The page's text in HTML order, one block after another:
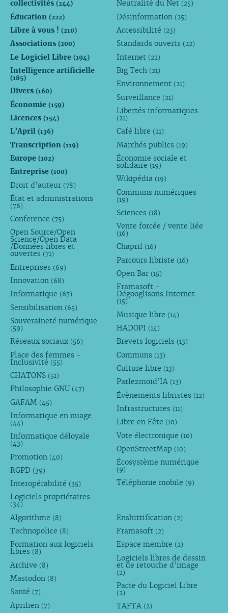
collectivités (244)
Éducation (222)
Libre à vous ! (210)
Associations (200)
Le Logiciel Libre (194)
Intelligence artificielle
(185)
Divers (160)
Économie (159)
Licences (154)
L’April (136)
Transcription (119)
Europe (102)
Entreprise (100)
Droit d’auteur (78)
État et administrations
(76)
Conference (75)
Open Source/Open
Science/Open Data
/Données libres et
ouvertes (71)
Entreprises (69)
Innovation (68)
Informatique (67)
Sensibilisation (65)
Souveraineté numérique
(59)
Réseaux sociaux (56)
Place des femmes -
Inclusivité (55)
CHATONS (51)
Philosophie GNU (47)
GAFAM (45)
Informatique en nuage
(44)
Informatique déloyale
(43)
Promotion (40)
RGPD (39)
Interopérabilité (35)
Logiciels propriétaires
(34)
Neutralité du Net (25)
Désinformation (25)
Accessibilité (23)
Standards ouverts (22)
Internet (22)
Big Tech (21)
Environnement (21)
Surveillance (21)
Libertés informatiques
(21)
Café libre (21)
Marchés publics (19)
Économie sociale et
solidaire (19)
Wikipédia (19)
Communs numériques
(19)
Sciences (18)
Vente forcée / vente liée
(16)
Chapril (16)
Parcours libriste (16)
Open Bar (15)
Framasoft -
Dégooglisons Internet
(15)
Musique libre (14)
HADOPI (14)
Brevets logiciels (13)
Communs (13)
Culture libre (13)
Parlezmoid’IA (13)
Évènements libristes (12)
Infrastructures (11)
Libre en Fête (10)
Vote électronique (10)
OpenStreetMap (10)
Écosystème numérique
(9)
Téléphonie mobile (9)
Algorithme (8)
Technopolice (8)
Formation aux logiciels
libres (8)
Archive (8)
Mastodon (8)
Santé (7)
Aprilien (7)
Enshittification (2)
Framasoft (2)
Espace membre (2)
Logiciels libres de dessin
et de retouche d’image
(2)
Pacte du Logiciel Libre
(2)
TAFTA (2)